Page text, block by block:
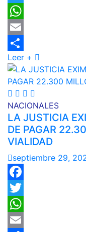
Twitter
WhatsApp
Email
Compartir
Leer +
NACIONALES
LA JUSTICIA
DE PAGAR
VIALIDAD
septiembre 29,
Facebook
Twitter
WhatsApp